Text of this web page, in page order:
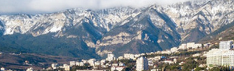
Спасут Британскую Экономику?
Разрешения На Запуск Моделей ИИ
О Самых Интересных Событиях